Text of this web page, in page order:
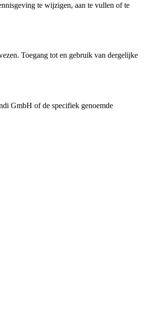
te wijzigen, aan te vullen of te
Toegang tot en gebruik van dergelijke
GmbH of de specifiek genoemde